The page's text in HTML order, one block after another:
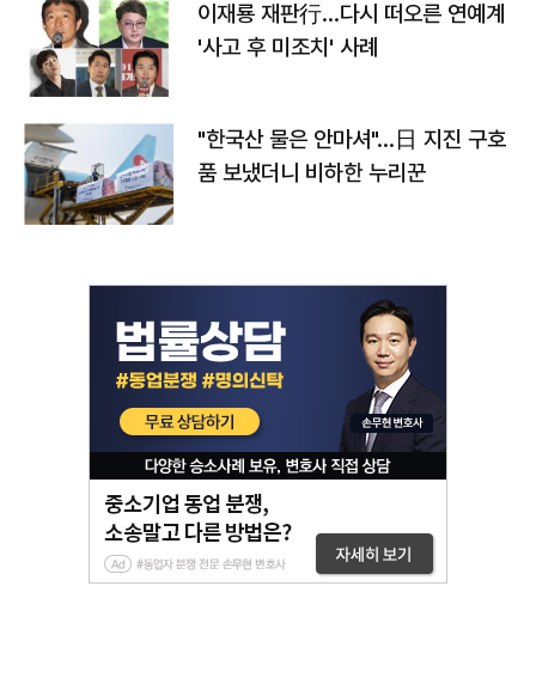
이재룡 재판行…다시 떠오른 연예계
'사고 후 미조치' 사례
"한국산 물은 안마셔"…日 지진 구호
품 보냈더니 비하한 누리꾼